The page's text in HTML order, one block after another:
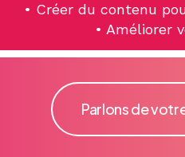
• Créer du contenu
• Améliorer
Parlons de